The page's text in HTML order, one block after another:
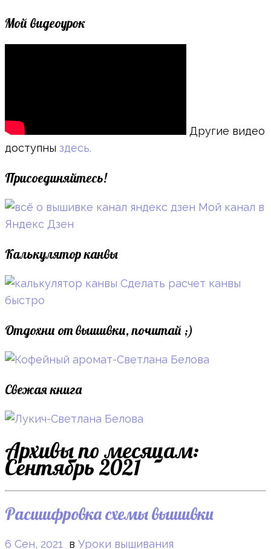
Мой видеоурок
Другие видео
доступны здесь.
Присоединяйтесь!
Мой канал в
Яндекс Дзен
Калькулятор канвы
Сделать расчет канвы
быстро
Отдохни от вышивки, почитай ;)
Свежая книга
Архивы по месяцам:
Сентябрь 2021
Расшифровка схемы вышивки
6 Сен, 2021 в Уроки вышивания